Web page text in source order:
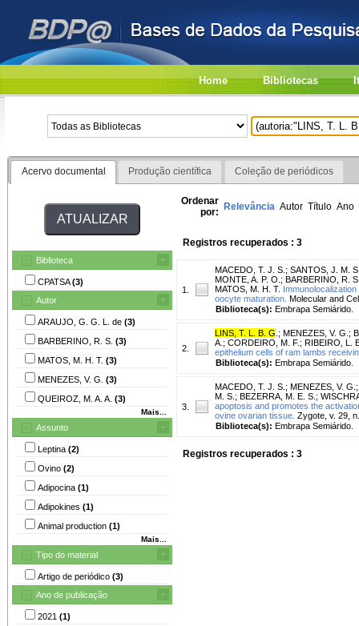
Home Bibliotecas
Acervo documental Produção científica Coleção de periódicos
Biblioteca
CPATSA(3)
Autor
ARAUJO, G. G. L. de (3)
BARBERINO, R. S. (3)
MATOS, M. H. T. (3)
MENEZES, V. G. (3)
QUEIROZ, M. A. A. (3)
Mais...
Assunto
Leptina (2)
Ovino (2)
Adipocina (1)
Adipokines (1)
Animal production (1)
Mais...
Tipo do material
Artigo de periódico (3)
Ano de publicação
2021 (1)
Ordenar
por: Relevância Autor Título Ano
Registros recuperados : 3
1.
MACEDO, T. J. S. ; SANTOS, J. M.
MONTE, A. P. O. ; BARBERINO, R.
MATOS, M. H. T.
oocyte maturation. Molecular and
Biblioteca(s): Embrapa Semiárido.
2.
LINS, T. L. B. G ; MENEZES, V. G. ;
A. ; CORDEIRO, M. F. ; RIBEIRO, L.
epithelium cells of ram lambs
Biblioteca(s): Embrapa Semiárido.
3.
MACEDO, T. J. S. ; MENEZES, V. G.
M. S. ; BEZERRA, M. E. S. ;
apoptosis and promotes the
ovine ovarian tissue. Zygote, v. 29,
Biblioteca(s): Embrapa Semiárido.
Registros recuperados : 3